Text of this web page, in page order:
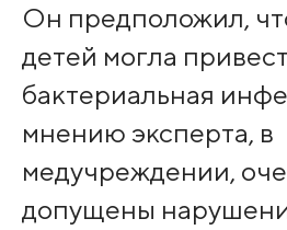
Он предположил,
детей могла
бактериальная
мнению эксперта, в
медучреждении,
допущены